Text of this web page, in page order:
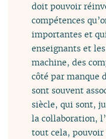
doit pouvoir
compétences
importantes et
enseignants et
machine, des
côté par manque
sont souvent
siècle, qui sont,
la collaboration,
tout cela, pouvoir